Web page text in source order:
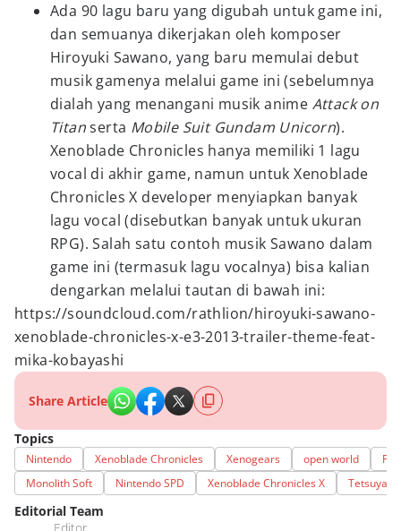
Ada 90 lagu baru yang digubah untuk game ini,
dan semuanya dikerjakan oleh komposer
Hiroyuki Sawano, yang baru memulai debut
musik gamenya melalui game ini (sebelumnya
dialah yang menangani musik anime Attack on
Titanserta Mobile Suit Gundam Unicorn).
Xenoblade Chronicles hanya memiliki 1 lagu
vocal di akhir game, namun untuk Xenoblade
Chronicles X developer menyiapkan banyak
lagu vocal (disebutkan banyak untuk ukuran
RPG). Salah satu contoh musik Sawano dalam
game ini (termasuk lagu vocalnya) bisa kalian
dengarkan melalui tautan di bawah ini:
https://soundcloud.com/rathlion/hiroyuki-sawano-
xenoblade-chronicles-x-e3-2013-trailer-theme-feat-
mika-kobayashi
Share Article
Topics
Nintendo Xenoblade Chronicles Xenogears open world
Monolith Soft
Nintendo SPD Xenoblade Chronicles X Tetsuya
Editorial Team